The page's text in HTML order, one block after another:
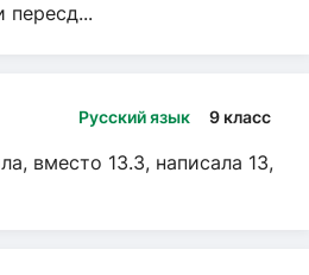
пересд...
Русский язык 9 класс
вместо 13.3, написала 13,